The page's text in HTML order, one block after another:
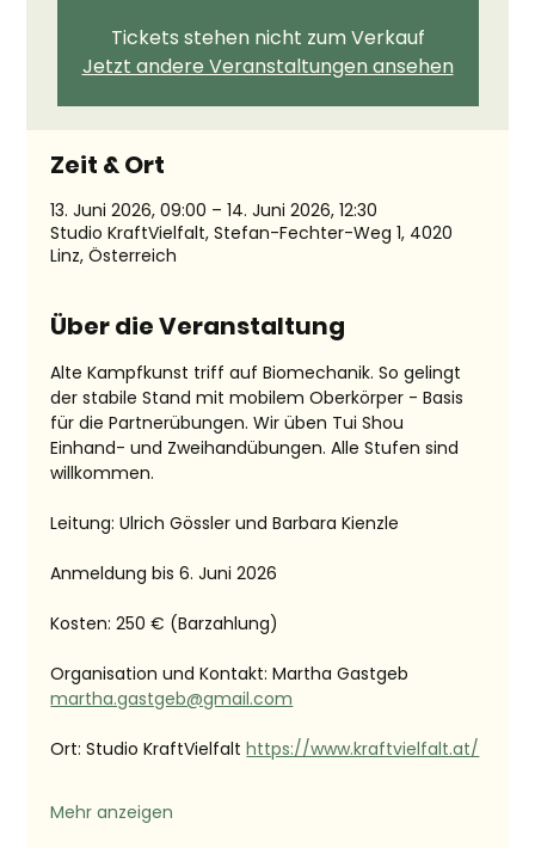
Tickets stehen nicht zum Verkauf
Jetzt andere Veranstaltungen ansehen
Zeit & Ort
13. Juni 2026, 09:00 – 14. Juni 2026, 12:30
Studio KraftVielfalt, Stefan-Fechter-Weg 1, 4020
Linz, Österreich
Über die Veranstaltung
Alte Kampfkunst triff auf Biomechanik. So gelingt
der stabile Stand mit mobilem Oberkörper - Basis
für die Partnerübungen. Wir üben Tui Shou
Einhand- und Zweihandübungen. Alle Stufen sind
willkommen.
Leitung: Ulrich Gössler und Barbara Kienzle
Anmeldung bis 6. Juni 2026
Kosten: 250 € (Barzahlung)
Organisation und Kontakt: Martha Gastgeb
martha.gastgeb@gmail.com
Ort: Studio KraftVielfalt https://www.kraftvielfalt.at/
Mehr anzeigen